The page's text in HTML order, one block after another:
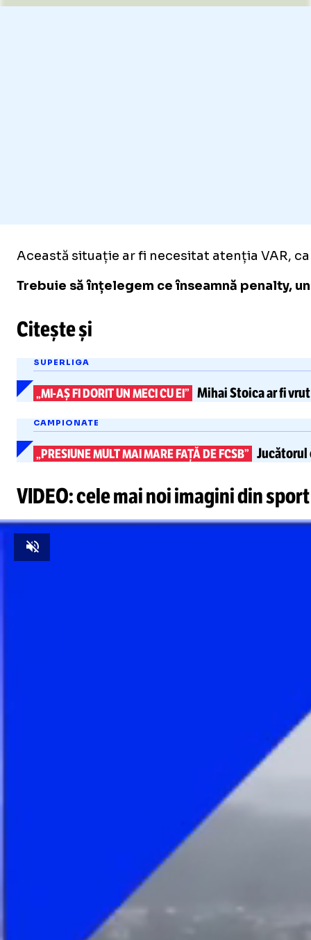
Această situație ar fi necesitat atenția VAR,
Trebuie să înțelegem ce înseamnă penalty,
Citește și
SUPERLIGA
„MI-AȘFI DORIT UN MECI CU EI” Mihai Stoicaar fi
CAMPIONATE
„PRESIUNE MULT MAI MARE FAȚĂ DE FCSB” Jucătorul
VIDEO: cele mai noi imagini din sport
Unmute